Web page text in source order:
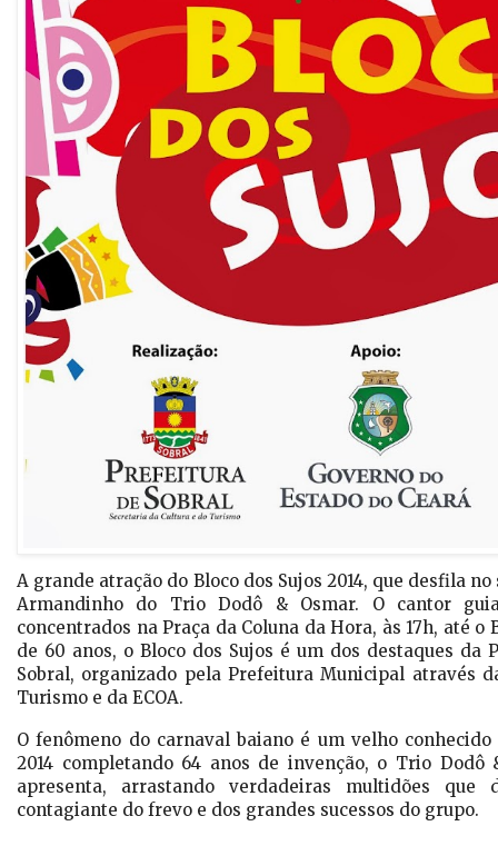
A grande atração do Bloco dos Sujos 2014, que desfila
Armandinho do Trio Dodô & Osmar. O cantor
concentrados na Praça da Coluna da Hora, às 17h, até o
de 60 anos, o Bloco dos Sujos é um dos destaques da
Sobral, organizado pela Prefeitura Municipal através
Turismo e da ECOA.
O fenômeno do carnaval baiano é um velho
2014 completando 64 anos de invenção, o Trio Dodô
apresenta, arrastando verdadeiras multidões
contagiante do frevo e dos grandes sucessos do grupo.